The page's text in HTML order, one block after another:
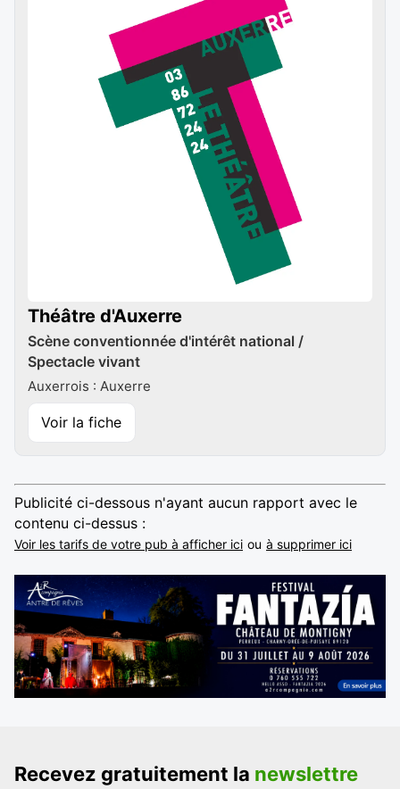
Théâtre d'Auxerre
Scène conventionnée d'intérêt national /
Spectacle vivant
Auxerrois : Auxerre
Voir la fiche
Publicité ci-dessous n'ayant aucun rapport avec le
contenu ci-dessus :
Voir les tarifs de votre pub à afficher ici ou à supprimer ici
Recevez gratuitement la newslettre